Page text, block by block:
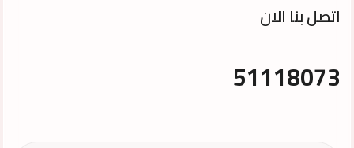
اتصل بنا الان
51118073